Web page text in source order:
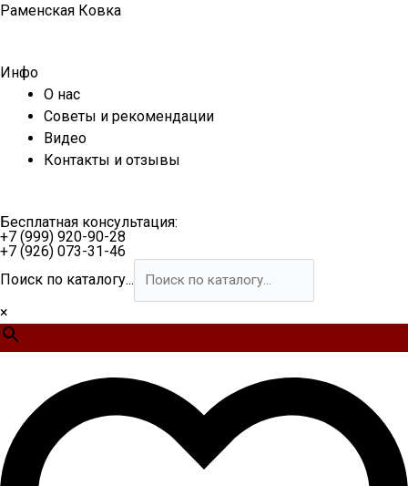
Перейти
Раменская Ковка
Инфо
О нас
Советы и рекомендации
Видео
Контакты и отзывы
Бесплатная консультация:
+7 (999) 920-90-28
+7 (926) 073-31-46
Поиск по каталогу...
×